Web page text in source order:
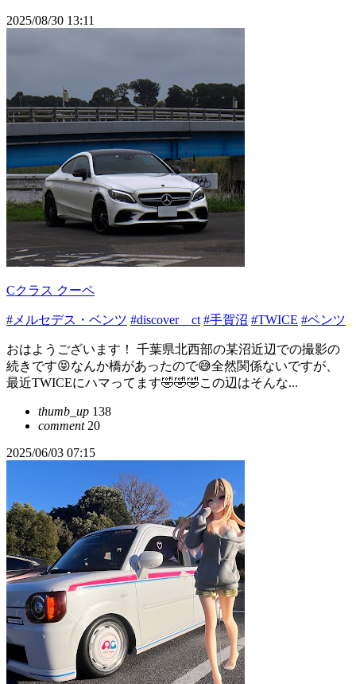
2025/08/30 13:11
Cクラス クーペ
#メルセデス・ベンツ #discover＿ct #手賀沼 #TWICE #ベンツ
おはようございます！ 千葉県北西部の某沼近辺での撮影の
続きです😝なんか橋があったので😅全然関係ないですが、
最近TWICEにハマってます🤣🤣🤣この辺はそんな...
thumb_up 138
comment20
2025/06/03 07:15